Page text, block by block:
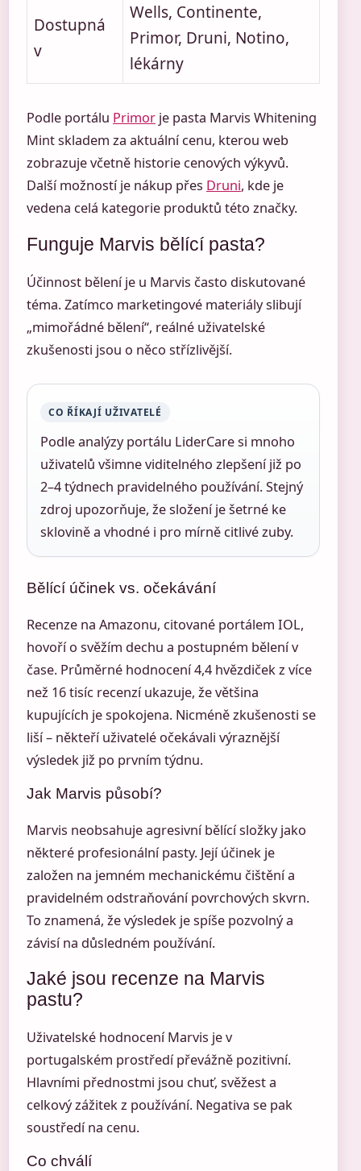
Dostupná
v
Wells, Continente,
Primor, Druni, Notino,
lékárny
Podle portálu Primor je pasta Marvis Whitening
Mint skladem za aktuální cenu, kterou web
zobrazuje včetně historie cenových výkyvů.
Další možností je nákup přes Druni, kde je
vedena celá kategorie produktů této značky.
Funguje Marvis bělící pasta?
Účinnost bělení je u Marvis často diskutované
téma. Zatímco marketingové materiály slibují
„mimořádné bělení“, reálné uživatelské
zkušenosti jsou o něco střízlivější.
CO ŘÍKAJÍ UŽIVATELÉ
Podle analýzy portálu LiderCare si mnoho
uživatelů všimne viditelného zlepšení již po
2–4 týdnech pravidelného používání. Stejný
zdroj upozorňuje, že složení je šetrné ke
sklovině a vhodné i pro mírně citlivé zuby.
Bělící účinek vs. očekávání
Recenze na Amazonu, citované portálem IOL,
hovoří o svěžím dechu a postupném bělení v
čase. Průměrné hodnocení 4,4 hvězdiček z více
než 16 tisíc recenzí ukazuje, že většina
kupujících je spokojena. Nicméně zkušenosti se
liší – někteří uživatelé očekávali výraznější
výsledek již po prvním týdnu.
Jak Marvis působí?
Marvis neobsahuje agresivní bělící složky jako
některé profesionální pasty. Její účinek je
založen na jemném mechanickému čištění a
pravidelném odstraňování povrchových skvrn.
To znamená, že výsledek je spíše pozvolný a
závisí na důsledném používání.
Jaké jsou recenze na Marvis
pastu?
Uživatelské hodnocení Marvis je v
portugalském prostředí převážně pozitivní.
Hlavními přednostmi jsou chuť, svěžest a
celkový zážitek z používání. Negativa se pak
soustředí na cenu.
Co chválí